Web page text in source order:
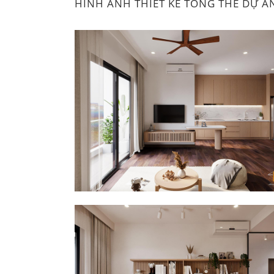
HÌNH ẢNH THIẾT KẾ TỔNG THỂ DỰ